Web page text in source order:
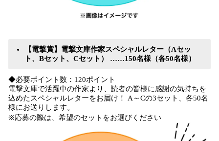
【電撃賞】電撃文庫作家スペシャルレター（Aセッ
ト、Bセット、Cセット） ……150名様（各50名様）
◆必要ポイント数：120ポイント
電撃文庫で活躍中の作家より、読者の皆様に感謝の気持ちを
込めたスペシャルレターをお届け！ A～Cの3セット、各50名
様にお送りします。
※応募の際は、希望のセットをお選びください